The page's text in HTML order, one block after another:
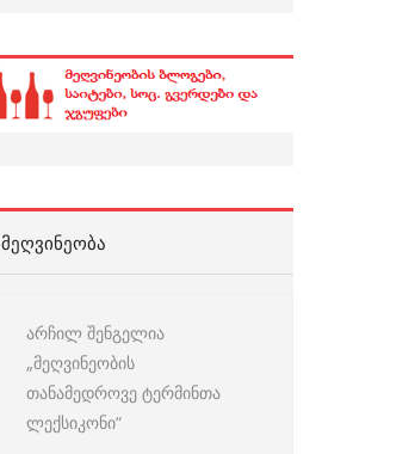
ᲛᲔᲦᲕᲘᲜᲔᲝᲑᲐ
არჩილ შენგელია
„მეღვინეობის
თანამედროვე ტერმინთა
ლექსიკონი“